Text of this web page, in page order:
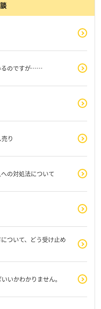
るのですが……
り
の対処法について
ついて、どう受け止め
いかわかりません。